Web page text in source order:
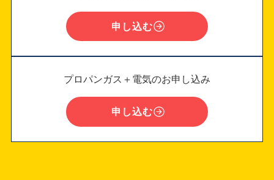
申し込む
プロパンガス＋電気のお申し込み
申し込む